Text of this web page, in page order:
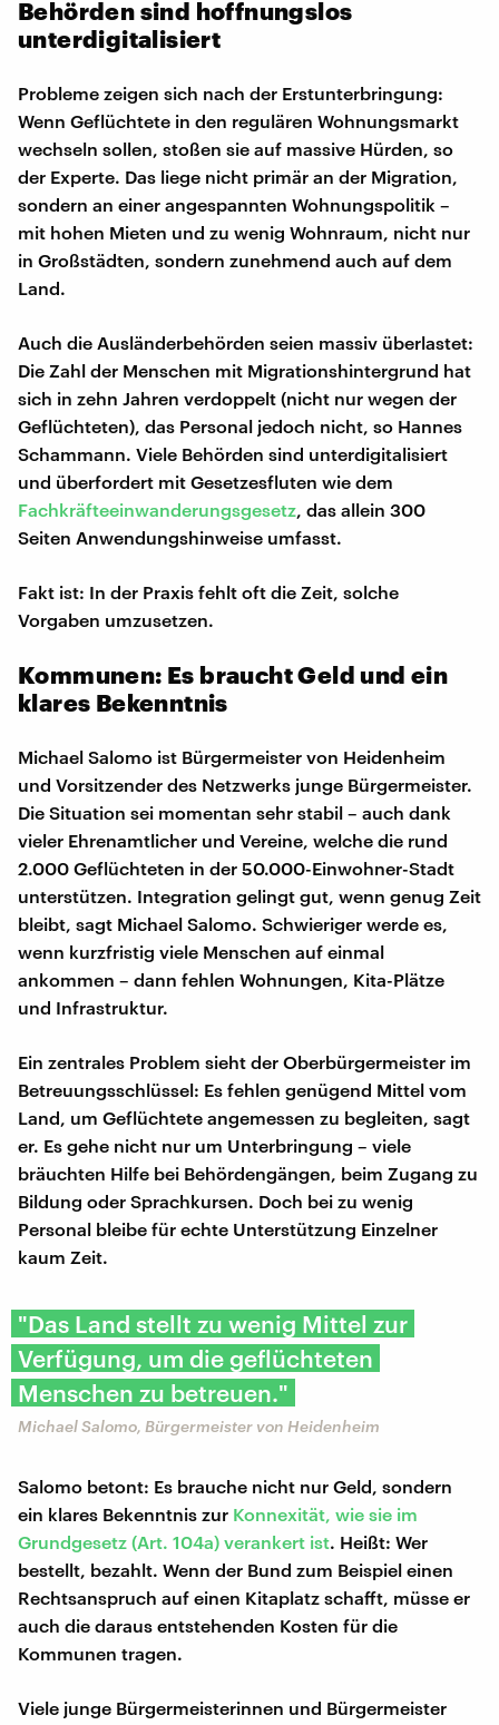
Behörden sind hoffnungslos
unterdigitalisiert
Probleme zeigen sich nach der Erstunterbringung:
Wenn Geflüchtete in den regulären Wohnungsmarkt
wechseln sollen, stoßen sie auf massive Hürden, so
der Experte. Das liege nicht primär an der Migration,
sondern an einer angespannten Wohnungspolitik –
mit hohen Mieten und zu wenig Wohnraum, nicht nur
in Großstädten, sondern zunehmend auch auf dem
Land.
Auch die Ausländerbehörden seien massiv überlastet:
Die Zahl der Menschen mit Migrationshintergrund hat
sich in zehn Jahren verdoppelt (nicht nur wegen der
Geflüchteten), das Personal jedoch nicht, so Hannes
Schammann. Viele Behörden sind unterdigitalisiert
und überfordert mit Gesetzesfluten wie dem
Fachkräfteeinwanderungsgesetz , das allein 300
Seiten Anwendungshinweise umfasst.
Fakt ist: In der Praxis fehlt oft die Zeit, solche
Vorgaben umzusetzen.
Kommunen: Es braucht Geld und ein
klares Bekenntnis
Michael Salomo ist Bürgermeister von Heidenheim
und Vorsitzender des Netzwerks junge Bürgermeister.
Die Situation sei momentan sehr stabil – auch dank
vieler Ehrenamtlicher und Vereine, welche die rund
2.000 Geflüchteten in der 50.000-Einwohner-Stadt
unterstützen. Integration gelingt gut, wenn genug Zeit
bleibt, sagt Michael Salomo. Schwieriger werde es,
wenn kurzfristig viele Menschen auf einmal
ankommen – dann fehlen Wohnungen, Kita-Plätze
und Infrastruktur.
Ein zentrales Problem sieht der Oberbürgermeister im
Betreuungsschlüssel: Es fehlen genügend Mittel vom
Land, um Geflüchtete angemessen zu begleiten, sagt
er. Es gehe nicht nur um Unterbringung – viele
bräuchten Hilfe bei Behördengängen, beim Zugang zu
Bildung oder Sprachkursen. Doch bei zu wenig
Personal bleibe für echte Unterstützung Einzelner
kaum Zeit.
"Das Land stellt zu wenig Mittel zur
Verfügung, um die geflüchteten
Menschen zu betreuen."
Michael Salomo, Bürgermeister von Heidenheim
Salomo betont: Es brauche nicht nur Geld, sondern
ein klares Bekenntnis zur Konnexität, wie sie im
Grundgesetz (Art. 104a) verankert ist. Heißt: Wer
bestellt, bezahlt. Wenn der Bund zum Beispiel einen
Rechtsanspruch auf einen Kitaplatz schafft, müsse er
auch die daraus entstehenden Kosten für die
Kommunen tragen.
Viele junge Bürgermeisterinnen und Bürgermeister